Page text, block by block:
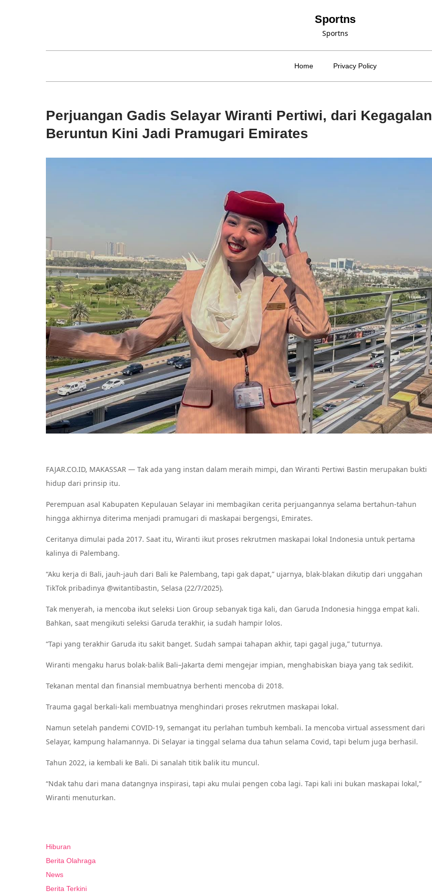
Sportns
Sportns
Home Privacy Policy
Perjuangan Gadis Selayar Wiranti Pertiwi, dari Kegagalan
Beruntun Kini Jadi Pramugari Emirates
FAJAR.CO.ID, MAKASSAR — Tak ada yang instan dalam meraih mimpi, dan Wiranti Pertiwi Bastin merupakan bukti
hidup dari prinsip itu.
Perempuan asal Kabupaten Kepulauan Selayar ini membagikan cerita perjuangannya selama bertahun-tahun
hingga akhirnya diterima menjadi pramugari di maskapai bergengsi, Emirates.
Ceritanya dimulai pada 2017. Saat itu, Wiranti ikut proses rekrutmen maskapai lokal Indonesia untuk pertama
kalinya di Palembang.
“Aku kerja di Bali, jauh-jauh dari Bali ke Palembang, tapi gak dapat,” ujarnya, blak-blakan dikutip dari unggahan
TikTok pribadinya @witantibastin, Selasa (22/7/2025).
Tak menyerah, ia mencoba ikut seleksi Lion Group sebanyak tiga kali, dan Garuda Indonesia hingga empat kali.
Bahkan, saat mengikuti seleksi Garuda terakhir, ia sudah hampir lolos.
“Tapi yang terakhir Garuda itu sakit banget. Sudah sampai tahapan akhir, tapi gagal juga,” tuturnya.
Wiranti mengaku harus bolak-balik Bali–Jakarta demi mengejar impian, menghabiskan biaya yang tak sedikit.
Tekanan mental dan finansial membuatnya berhenti mencoba di 2018.
Trauma gagal berkali-kali membuatnya menghindari proses rekrutmen maskapai lokal.
Namun setelah pandemi COVID-19, semangat itu perlahan tumbuh kembali. Ia mencoba virtual assessment dari
Selayar, kampung halamannya. Di Selayar ia tinggal selama dua tahun selama Covid, tapi belum juga berhasil.
Tahun 2022, ia kembali ke Bali. Di sanalah titik balik itu muncul.
“Ndak tahu dari mana datangnya inspirasi, tapi aku mulai pengen coba lagi. Tapi kali ini bukan maskapai lokal,”
Wiranti menuturkan.
Hiburan
Berita Olahraga
News
Berita Terkini